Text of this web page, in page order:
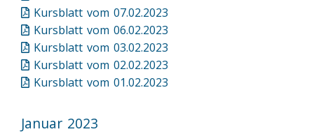
Kursblatt vom 07.02.2023
Kursblatt vom 06.02.2023
Kursblatt vom 03.02.2023
Kursblatt vom 02.02.2023
Kursblatt vom 01.02.2023
Januar 2023